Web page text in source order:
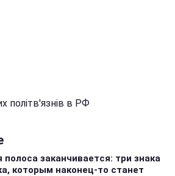
політв'язнів в РФ
полоса заканчивается: три знака
которым наконец-то станет